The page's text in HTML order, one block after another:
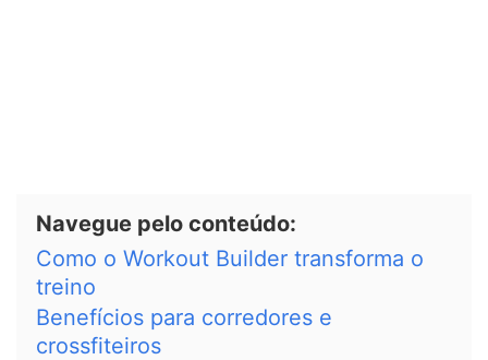
Navegue pelo conteúdo:
Como o Workout Builder transforma o
treino
Benefícios para corredores e
crossfiteiros